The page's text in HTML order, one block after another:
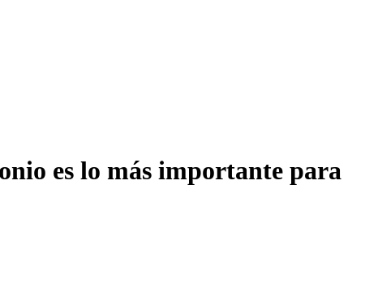
es lo más importante para